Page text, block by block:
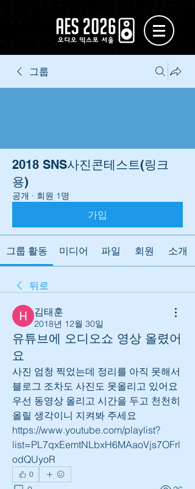
그룹
2018 SNS사진콘테스트(링크
용)
공개 · 회원 1명
가입
그룹 활동 미디어 파일 회원 소개
뒤로
김태훈
2018년 12월 30일
유튜브에 오디오쇼 영상 올렸어
요
사진 엄청 찍었는데 정리를 아직 못해서
블로그 조차도 사진도 못올리고 있어요
우선 동영상 올리고 시간을 두고 천천히
올릴 생각이니 지켜봐 주세요
https://www.youtube.com/playlist?
list=PL7qxEemtNLbxH6MAaoVjs7OFrl
odQUyoR
0